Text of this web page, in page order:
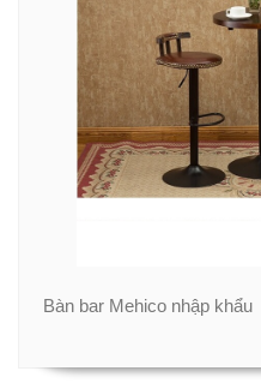
Bàn bar Mehico nhập khẩu